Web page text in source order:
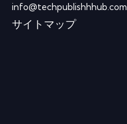
info@techpublishhhub.com
サイトマップ